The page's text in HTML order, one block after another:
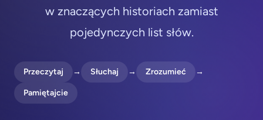
w znaczących historiach zamiast
pojedynczych list słów.
Przeczytaj → Słuchaj → Zrozumieć →
Pamiętajcie